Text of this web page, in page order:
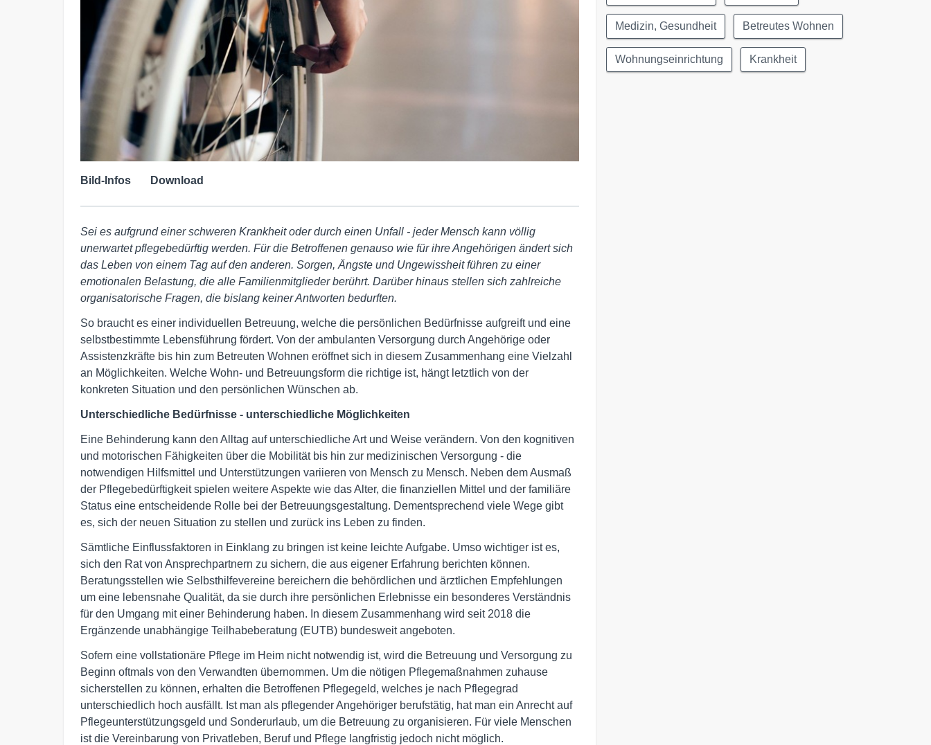
Bild-Infos Download
Sei es aufgrund einer schweren Krankheit oder durch einen Unfall - jeder Mensch kann völlig
unerwartet pflegebedürftig werden. Für die Betroffenen genauso wie für ihre Angehörigen ändert sich
das Leben von einem Tag auf den anderen. Sorgen, Ängste und Ungewissheit führen zu einer
emotionalen Belastung, die alle Familienmitglieder berührt. Darüber hinaus stellen sich zahlreiche
organisatorische Fragen, die bislang keiner Antworten bedurften.
So braucht es einer individuellen Betreuung, welche die persönlichen Bedürfnisse aufgreift und eine
selbstbestimmte Lebensführung fördert. Von der ambulanten Versorgung durch Angehörige oder
Assistenzkräfte bis hin zum Betreuten Wohnen eröffnet sich in diesem Zusammenhang eine Vielzahl
an Möglichkeiten. Welche Wohn- und Betreuungsform die richtige ist, hängt letztlich von der
konkreten Situation und den persönlichen Wünschen ab.
Unterschiedliche Bedürfnisse - unterschiedliche Möglichkeiten
Eine Behinderung kann den Alltag auf unterschiedliche Art und Weise verändern. Von den kognitiven
und motorischen Fähigkeiten über die Mobilität bis hin zur medizinischen Versorgung - die
notwendigen Hilfsmittel und Unterstützungen variieren von Mensch zu Mensch. Neben dem Ausmaß
der Pflegebedürftigkeit spielen weitere Aspekte wie das Alter, die finanziellen Mittel und der familiäre
Status eine entscheidende Rolle bei der Betreuungsgestaltung. Dementsprechend viele Wege gibt
es, sich der neuen Situation zu stellen und zurück ins Leben zu finden.
Sämtliche Einflussfaktoren in Einklang zu bringen ist keine leichte Aufgabe. Umso wichtiger ist es,
sich den Rat von Ansprechpartnern zu sichern, die aus eigener Erfahrung berichten können.
Beratungsstellen wie Selbsthilfevereine bereichern die behördlichen und ärztlichen Empfehlungen
um eine lebensnahe Qualität, da sie durch ihre persönlichen Erlebnisse ein besonderes Verständnis
für den Umgang mit einer Behinderung haben. In diesem Zusammenhang wird seit 2018 die
Ergänzende unabhängige Teilhabeberatung (EUTB) bundesweit angeboten.
Sofern eine vollstationäre Pflege im Heim nicht notwendig ist, wird die Betreuung und Versorgung zu
Beginn oftmals von den Verwandten übernommen. Um die nötigen Pflegemaßnahmen zuhause
sicherstellen zu können, erhalten die Betroffenen Pflegegeld, welches je nach Pflegegrad
unterschiedlich hoch ausfällt. Ist man als pflegender Angehöriger berufstätig, hat man ein Anrecht auf
Pflegeunterstützungsgeld und Sonderurlaub, um die Betreuung zu organisieren. Für viele Menschen
ist die Vereinbarung von Privatleben, Beruf und Pflege langfristig jedoch nicht möglich.
Medizin, Gesundheit Betreutes Wohnen
Wohnungseinrichtung Krankheit